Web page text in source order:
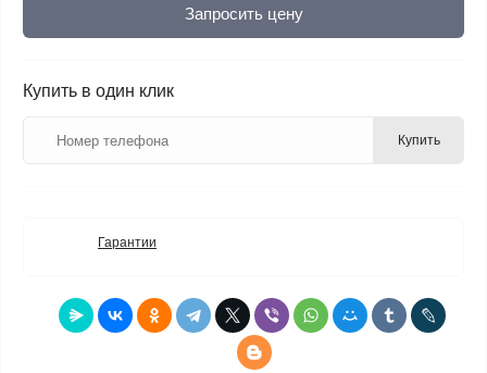
Запросить цену
Купить в один клик
Купить
Гарантии